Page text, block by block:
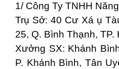
1/ Công Ty TNHH
Trụ Sở: 40 Cư Xá ụ
25, Q. Bình Thạnh, TP.
Xưởng SX: Khánh
P. Khánh Bình, Tân